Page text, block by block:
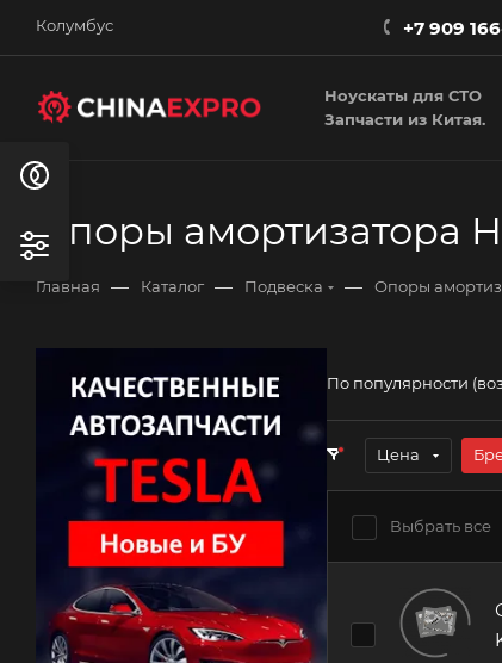
Колумбус +7 909
Ноускаты для СТО
Запчасти из Китая.
Опоры амортизатора
Главная — Каталог — Подвеска — Опоры
По популярности
Цена
Выбрать все